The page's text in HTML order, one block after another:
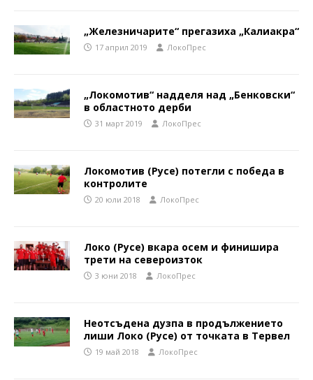
„Железничарите“ прегазиха „Калиакра“
17 април 2019 ЛокоПрес
„Локомотив“ надделя над „Бенковски“
в областното дерби
31 март 2019 ЛокоПрес
Локомотив (Русе) потегли с победа в
контролите
20 юли 2018 ЛокоПрес
Локо (Русе) вкара осем и финишира
трети на североизток
3 юни 2018 ЛокоПрес
Неотсъдена дузпа в продължението
лиши Локо (Русе) от точката в Тервел
19 май 2018 ЛокоПрес